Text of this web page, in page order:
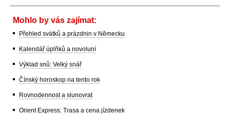
Mohlo by vás zajímat:
Přehled svátků a prázdnin v Německu
Kalendář úplňků a novoluní
Výklad snů: Velký snář
Čínský horoskop na tento rok
Rovnodennost a slunovrat
Orient Express: Trasa a cena jízdenek